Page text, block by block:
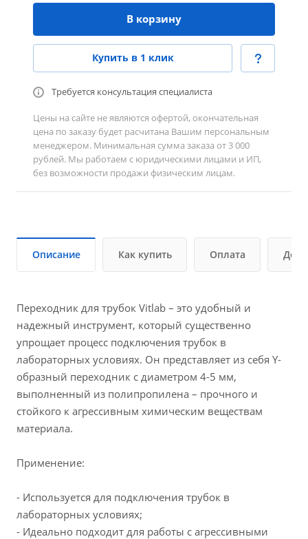
В корзину
Купить в 1 клик
Требуется консультация специалиста
Цены на сайте не являются офертой, окончательная
цена по заказу будет расчитана Вашим персональным
менеджером. Минимальная сумма заказа от 3 000
рублей. Мы работаем с юридическими лицами и ИП,
без возможности продажи физическим лицам.
Описание Как купить Оплата
Переходник для трубок Vitlab – это удобный и
надежный инструмент, который существенно
упрощает процесс подключения трубок в
лабораторных условиях. Он представляет из себя Y-
образный переходник с диаметром 4-5 мм,
выполненный из полипропилена – прочного и
стойкого к агрессивным химическим веществам
материала.
Применение:
- Используется для подключения трубок в
лабораторных условиях;
- Идеально подходит для работы с агрессивными